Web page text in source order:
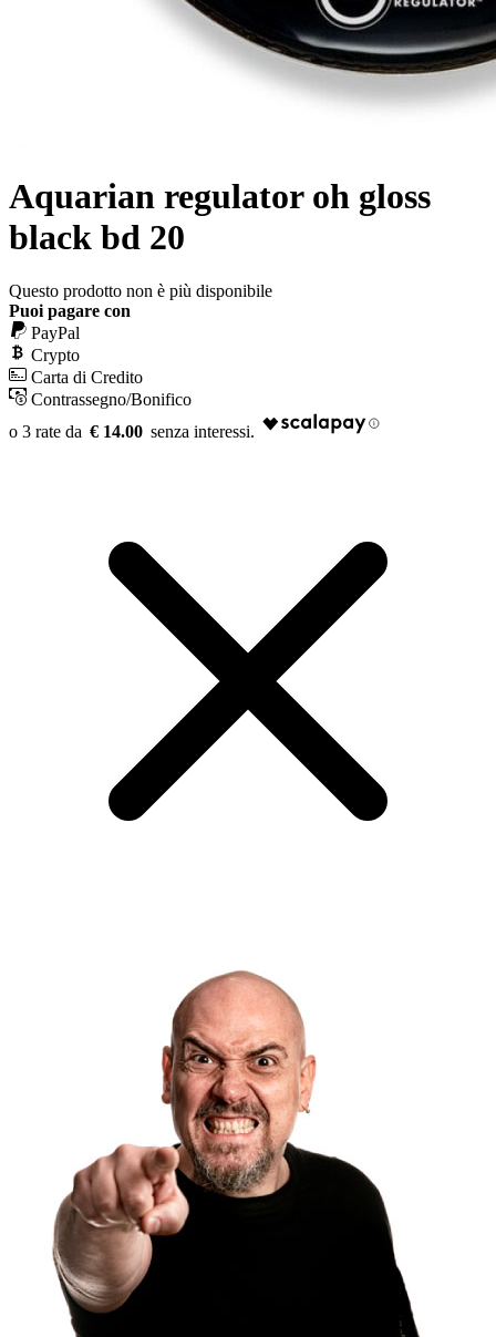
Aquarian regulator oh gloss
black bd 20
Questo prodotto non è più disponibile
Puoi pagare con
PayPal
Crypto
Carta di Credito
Contrassegno/Bonifico
€ 14.00